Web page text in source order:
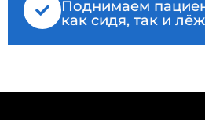
Поднимаем
как сидя, так и